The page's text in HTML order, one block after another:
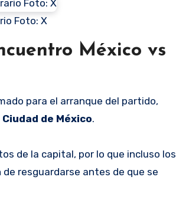
Foto: X
México vs
para el arranque del partido,
de México.
de la capital, por lo que incluso los
resguardarse antes de que se